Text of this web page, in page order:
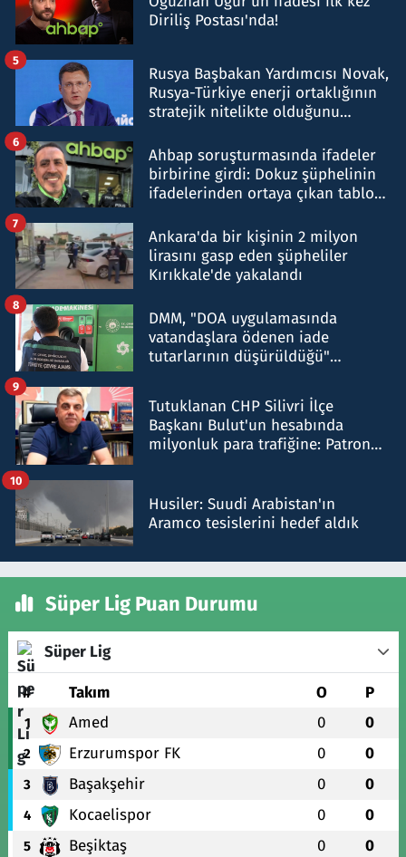
Diriliş Postası'nda!
Rusya Başbakan Yardımcısı Novak,
Rusya-Türkiye enerji ortaklığının
stratejik nitelikte olduğunu
5
Ahbap soruşturmasında ifadeler
birbirine girdi: Dokuz şüphelinin
ifadelerinden ortaya çıkan tablo
6
Ankara'da bir kişinin 2 milyon
lirasını gasp eden şüpheliler
Kırıkkale'de yakalandı
7
DMM, "DOA uygulamasında
vatandaşlara ödenen iade
tutarlarının düşürüldüğü"
8
Tutuklanan CHP Silivri İlçe
Başkanı Bulut'un hesabında
milyonluk para trafiğine: Patron
9
Husiler: Suudi Arabistan'ın
Aramco tesislerini hedef aldık
10
Süper Lig Puan Durumu
Süper Lig
# Takım O P
1 Amed 0 0
2 Erzurumspor FK 0 0
3 Başakşehir 0 0
4 Kocaelispor 0 0
5 Beşiktaş 0 0